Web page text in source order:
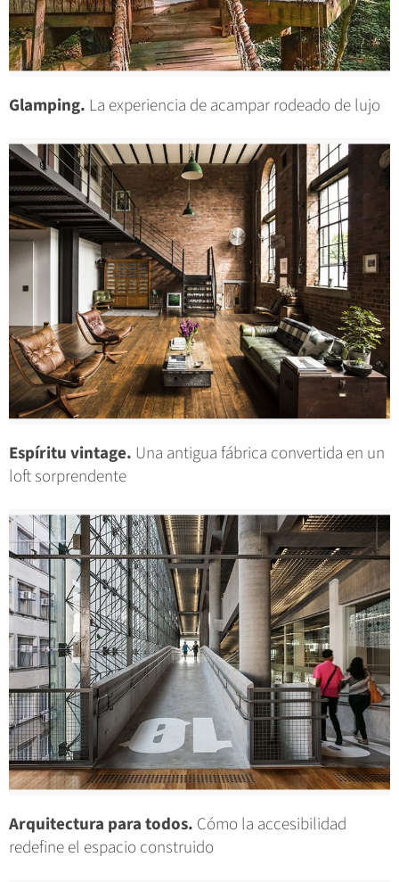
Glamping. La experiencia de acampar rodeado de lujo
Espíritu vintage. Una antigua fábrica convertida en un
loft sorprendente
Arquitectura para todos. Cómo la accesibilidad
redefine el espacio construido